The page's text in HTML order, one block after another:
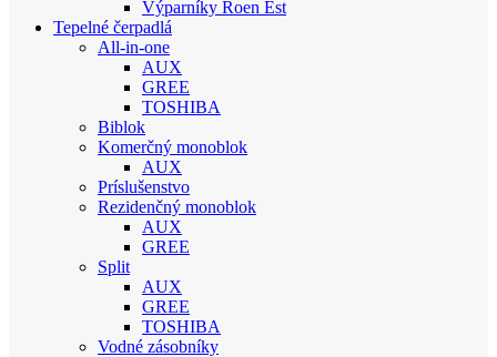
Výparníky Roen Est
Tepelné čerpadlá
All-in-one
AUX
GREE
TOSHIBA
Biblok
Komerčný monoblok
AUX
Príslušenstvo
Rezidenčný monoblok
AUX
GREE
Split
AUX
GREE
TOSHIBA
Vodné zásobníky